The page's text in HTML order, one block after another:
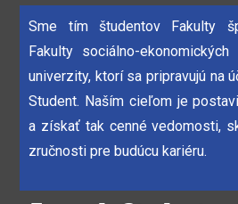
Sme tím študentov Fakulty
Fakulty sociálno-
univerzity, ktorí sa pripravujú na
Student. Naším cieľom je
a získať tak cenné vedomosti,
zručnosti pre budúcu kariéru.